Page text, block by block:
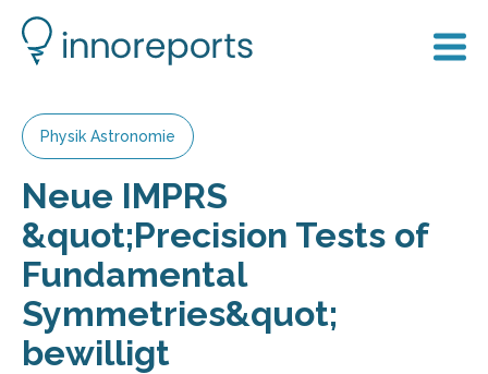
Physik Astronomie
Neue IMPRS
&quot;Precision Tests of
Fundamental
Symmetries&quot;
bewilligt